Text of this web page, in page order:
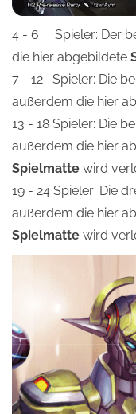
4 - 6 Spieler: Der
die hier abgebildete
7 - 12 Spieler: Die
außerdem die hier
13 - 18 Spieler: Die
außerdem die hier
Spielmatte wird
19 - 24 Spieler: Die
außerdem die hier
Spielmatte wird